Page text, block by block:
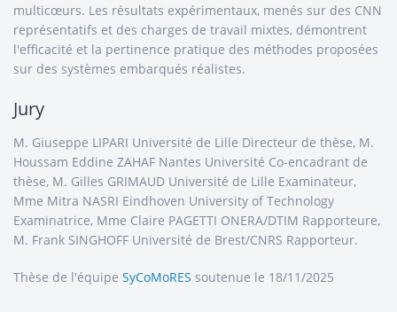
multicœurs. Les résultats expérimentaux, menés sur des CNN
représentatifs et des charges de travail mixtes, démontrent
l'efficacité et la pertinence pratique des méthodes proposées
sur des systèmes embarqués réalistes.
Jury
M. Giuseppe LIPARI Université de Lille Directeur de thèse, M.
Houssam Eddine ZAHAF Nantes Université Co-encadrant de
thèse, M. Gilles GRIMAUD Université de Lille Examinateur,
Mme Mitra NASRI Eindhoven University of Technology
Examinatrice, Mme Claire PAGETTI ONERA/DTIM Rapporteure,
M. Frank SINGHOFF Université de Brest/CNRS Rapporteur.
Thèse de l'équipe SyCoMoRES soutenue le 18/11/2025